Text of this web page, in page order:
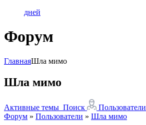
дней
Форум
ГлавнаяШла мимо
Шла мимо
Активные темы Поиск Пользователи
Форум » Пользователи » Шла мимо